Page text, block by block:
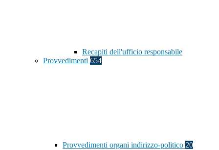
Recapiti dell'ufficio responsabile
Provvedimenti 654
Provvedimenti organi indirizzo-politico 20